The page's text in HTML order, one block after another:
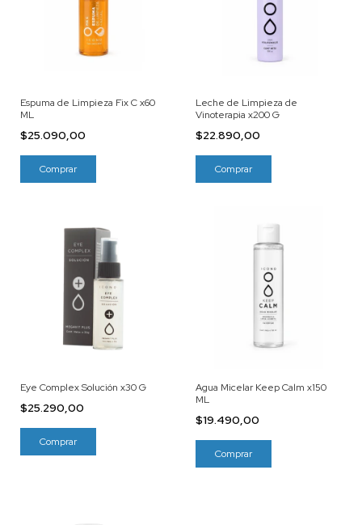
Espuma de Limpieza Fix C x60
ML
$25.090,00
Leche de Limpieza de
Vinoterapia x200 G
$22.890,00
Eye Complex Solución x30 G
$25.290,00
Agua Micelar Keep Calm x150
ML
$19.490,00